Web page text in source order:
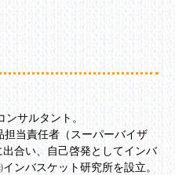
サルタント。
当責任者（スーパーバイザ
合い、自己啓発としてインバ
ンバスケット研究所を設立。